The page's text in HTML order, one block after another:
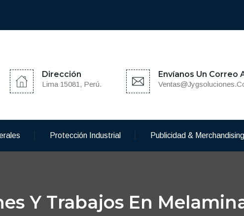
Dirección
Lima 15081, Perú.
Envíanos Un Correo
Protección Industrial Publicidad & Merchandising
Y Trabajos En